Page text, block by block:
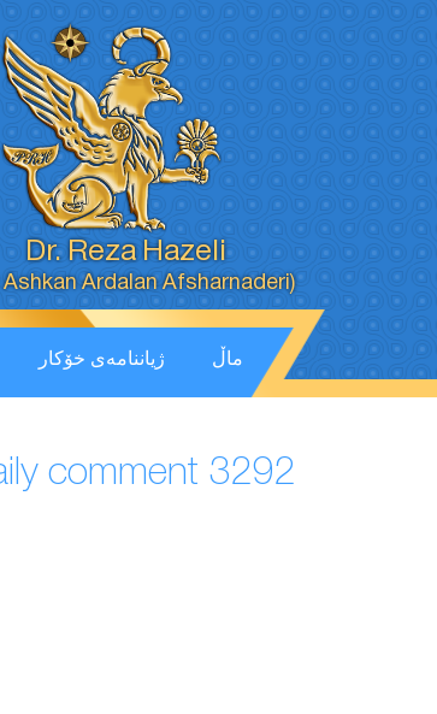
Dr. Reza Hazeli
(Kay Ashkan Ardalan Afsharnaderi)
ماڵ ژیاننامەی خۆکار
comment 3292